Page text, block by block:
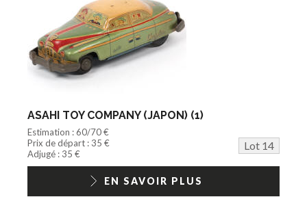
ASAHI TOY COMPANY (JAPON) (1)
Estimation : 60/70 €
Prix de départ : 35 €
Lot 14
Adjugé : 35 €
EN SAVOIR PLUS